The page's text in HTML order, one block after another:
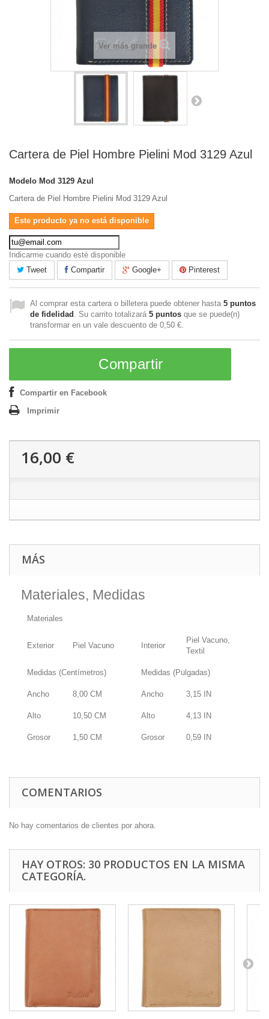
Ver más grande
Cartera de Piel Hombre Pielini Mod 3129 Azul
Modelo Mod 3129 Azul
Cartera de Piel Hombre Pielini Mod 3129 Azul
Este producto ya no está disponible
Indicarme cuando esté disponible
Tweet
Compartir Google+ Pinterest
Al comprar esta cartera o billetera puede obtener hasta 5 puntos
de fidelidad . Su carrito totalizará 5 puntos que se puede(n)
transformar en un vale descuento de 0,50 €.
Compartir
Compartir en Facebook
Imprimir
16,00 €
MÁS
Materiales, Medidas
Materiales
Exterior Piel Vacuno Interior
Piel Vacuno,
Textil
Medidas (Centímetros) Medidas (Pulgadas)
Ancho 8,00 CM Ancho 3,15 IN
Alto 10,50 CM Alto 4,13 IN
Grosor 1,50 CM Grosor 0,59 IN
COMENTARIOS
No hay comentarios de clientes por ahora.
HAY OTROS: 30 PRODUCTOS EN LA MISMA
CATEGORÍA.